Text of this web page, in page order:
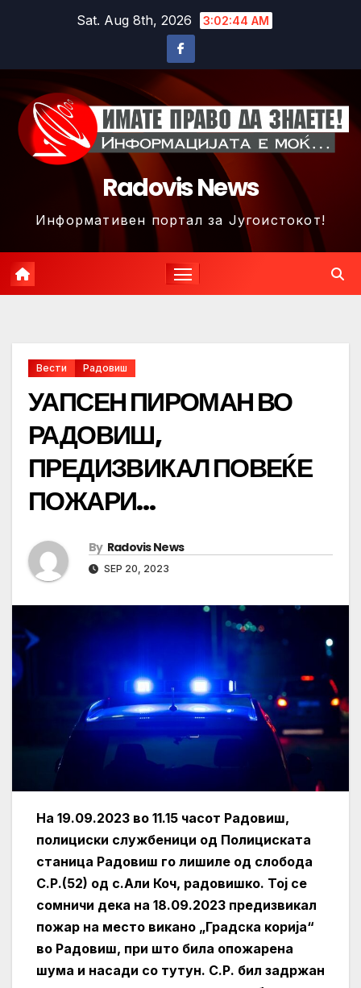
Sat. Aug 8th, 2026 3:02:47 AM
Radovis News
Информативен портал за Југоистокот!
Вести Радовиш
УАПСЕН ПИРОМАН ВО
РАДОВИШ,
ПРЕДИЗВИКАЛ ПОВЕЌЕ
ПОЖАРИ…
By Radovis News
SEP 20, 2023
На 19.09.2023 во 11.15 часот Радовиш,
полициски службеници од Полициската
станица Радовиш го лишиле од слобода
С.Р.(52) од с.Али Коч, радовишко. Тој се
сомничи дека на 18.09.2023 предизвикал
пожар на место викано „Градска корија“
во Радовиш, при што била опожарена
шума и насади со тутун. С.Р. бил задржан